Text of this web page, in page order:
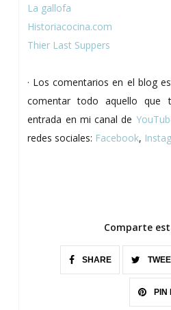
La gallofa
Historiacocina.com
Thier Last Suppers
· Los comentarios en el blog
comentar todo aquello que
entrada en mi canal de
redes sociales: Facebook,
Comparte
SHARE
PIN